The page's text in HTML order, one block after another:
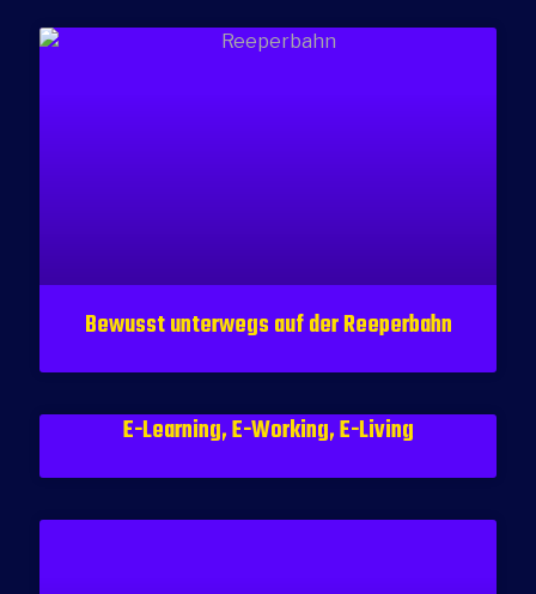
Bewusst unterwegs auf der Reeperbahn
E-Learning, E-Working, E-Living